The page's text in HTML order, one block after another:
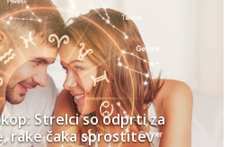
Strelci so odprti za
rake čaka sprostitev